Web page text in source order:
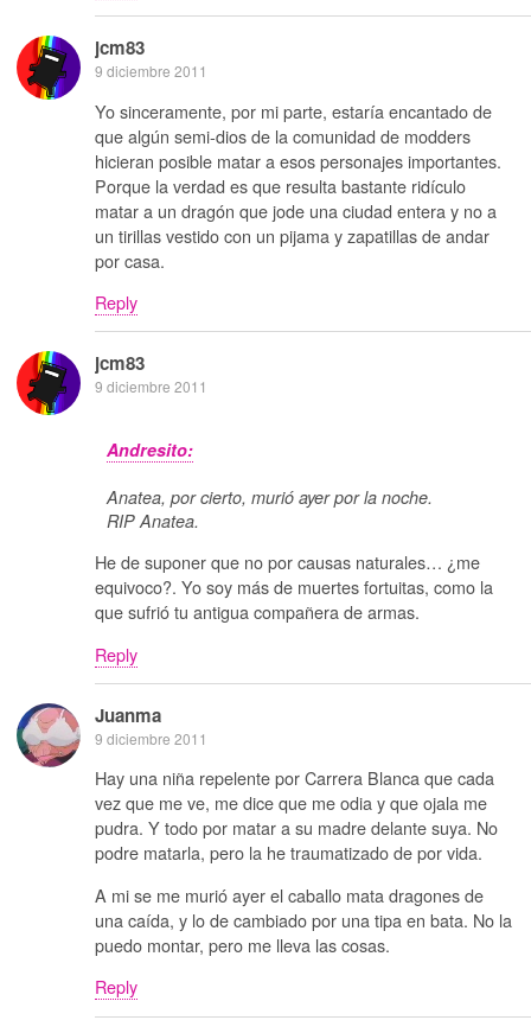
jcm83
9 diciembre 2011
Yo sinceramente, por mi parte, estaría encantado de
que algún semi-dios de la comunidad de modders
hicieran posible matar a esos personajes importantes.
Porque la verdad es que resulta bastante ridículo
matar a un dragón que jode una ciudad entera y no a
un tirillas vestido con un pijama y zapatillas de andar
por casa.
Reply
jcm83
9 diciembre 2011
Andresito:
Anatea, por cierto, murió ayer por la noche.
RIP Anatea.
He de suponer que no por causas naturales… ¿me
equivoco?. Yo soy más de muertes fortuitas, como la
que sufrió tu antigua compañera de armas.
Reply
Juanma
9 diciembre 2011
Hay una niña repelente por Carrera Blanca que cada
vez que me ve, me dice que me odia y que ojala me
pudra. Y todo por matar a su madre delante suya. No
podre matarla, pero la he traumatizado de por vida.
A mi se me murió ayer el caballo mata dragones de
una caída, y lo de cambiado por una tipa en bata. No la
puedo montar, pero me lleva las cosas.
Reply